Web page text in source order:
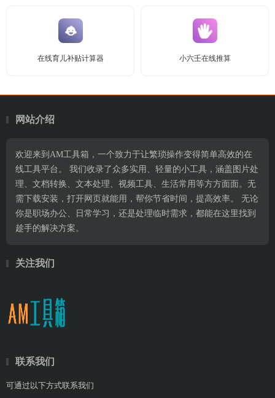
在线育儿补贴计算器 小六壬在线推算
网站介绍
欢迎来到AM工具箱，一个致力于让繁琐操作变得简单高效的在
线工具平台。 我们收录了众多实用、轻量的小工具，涵盖图片处
理、文档转换、文本处理、视频工具、生活常用等方方面面。无
需下载安装，打开网页就能用，帮你节省时间，提高效率。 无论
你是职场办公、日常学习，还是处理临时需求，都能在这里找到
趁手的解决方案。
关注我们
联系我们
可通过以下方式联系我们